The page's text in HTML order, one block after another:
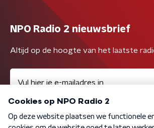
NPO Radio 2 nieuwsbrief
Altijd op de hoogte van het laatste